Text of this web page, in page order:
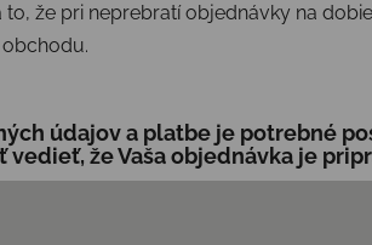
to, že pri neprebratí objednávky na
údajov a platbe je potrebné
vedieť, že Vaša objednávka je